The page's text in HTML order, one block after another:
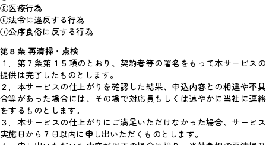
⑤医療行為
⑥法令に違反する行為
⑦公序良俗に反する行為
第８条 再清掃・点検
１．第７条第１５項のとおり、契約者等の署名をもって本サービスの
提供は完了したものとします。
２．本サービスの仕上がりを確認した結果、申込内容との相違や不具
合等があった場合には、その場で対応員もしくは速やかに当社に連絡
をするものとします。
３．本サービスの仕上がりにご満足いただけなかった場合、サービス
実施日から７日以内に申し出いただくものとします。